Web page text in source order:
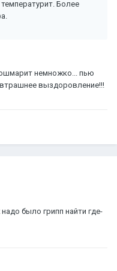
Более
немножко... пью
выздоровление!!!
было грипп найти где-